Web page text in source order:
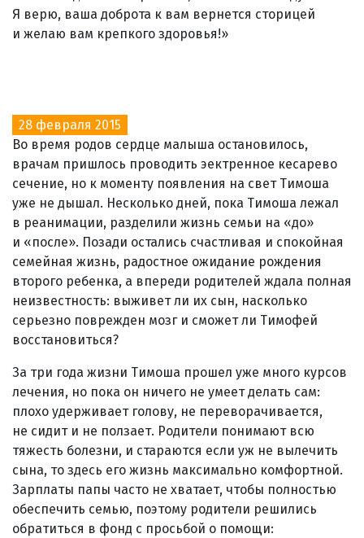
Я верю, ваша доброта к вам вернется сторицей
и желаю вам крепкого здоровья!»
28 февраля 2015
Во время родов сердце малыша остановилось,
врачам пришлось проводить эектренное кесарево
сечение, но к моменту появления на свет Тимоша
уже не дышал. Несколько дней, пока Тимоша лежал
в реанимации, разделили жизнь семьи на «до»
и «после». Позади остались счастливая и спокойная
семейная жизнь, радостное ожидание рождения
второго ребенка, а впереди родителей ждала полная
неизвестность: выживет ли их сын, насколько
серьезно поврежден мозг и сможет ли Тимофей
восстановиться?
За три года жизни Тимоша прошел уже много курсов
лечения, но пока он ничего не умеет делать сам:
плохо удерживает голову, не переворачивается,
не сидит и не ползает. Родители понимают всю
тяжесть болезни, и стараются если уж не вылечить
сына, то здесь его жизнь максимально комфортной.
Зарплаты папы часто не хватает, чтобы полностью
обеспечить семью, поэтому родители решились
обратиться в фонд с просьбой о помощи: